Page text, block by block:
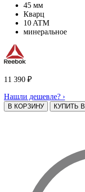
45 мм
Кварц
10 ATM
минеральное
11 390 ₽
Нашли дешевле? ›
В КОРЗИНУ КУПИТЬ